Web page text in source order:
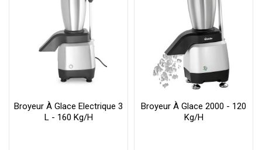
Broyeur À Glace Electrique 3
L - 160 Kg/h
Broyeur À Glace 2000 - 120
Kg/h